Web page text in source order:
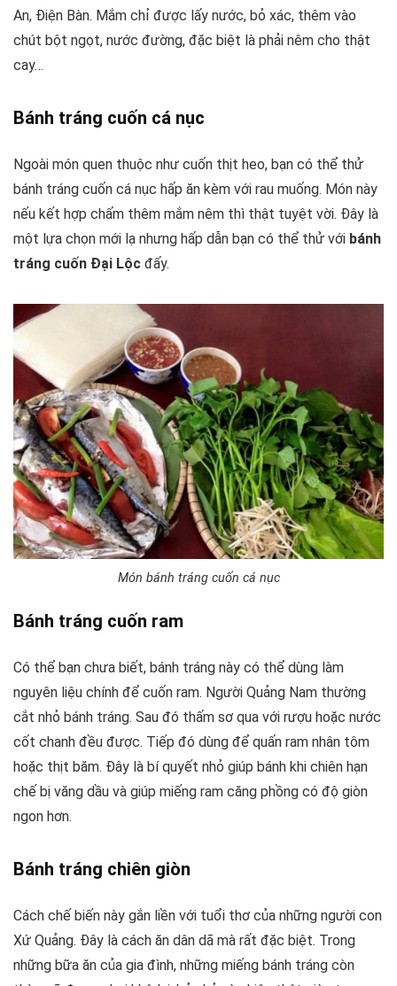
An, Điện Bàn. Mắm chỉ được lấy nước, bỏ xác, thêm vào
chút bột ngọt, nước đường, đặc biệt là phải nêm cho thật
cay…
Bánh tráng cuốn cá nục
Ngoài món quen thuộc như cuốn thịt heo, bạn có thể thử
bánh tráng cuốn cá nục hấp ăn kèm với rau muống. Món này
nếu kết hợp chấm thêm mắm nêm thì thật tuyệt vời. Đây là
một lựa chọn mới lạ nhưng hấp dẫn bạn có thể thử với bánh
tráng cuốn Đại Lộc đấy.
Món bánh tráng cuốn cá nục
Bánh tráng cuốn ram
Có thể bạn chưa biết, bánh tráng này có thể dùng làm
nguyên liệu chính để cuốn ram. Người Quảng Nam thường
cắt nhỏ bánh tráng. Sau đó thấm sơ qua với rượu hoặc nước
cốt chanh đều được. Tiếp đó dùng để quấn ram nhân tôm
hoặc thịt băm. Đây là bí quyết nhỏ giúp bánh khi chiên hạn
chế bị văng dầu và giúp miếng ram căng phồng có độ giòn
ngon hơn.
Bánh tráng chiên giòn
Cách chế biến này gắn liền với tuổi thơ của những người con
Xứ Quảng. Đây là cách ăn dân dã mà rất đặc biệt. Trong
những bữa ăn của gia đình, những miếng bánh tráng còn